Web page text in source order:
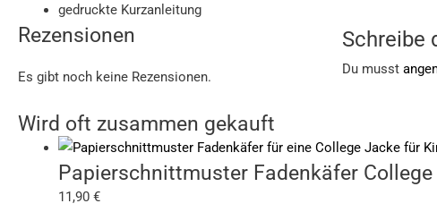
gedruckte Kurzanleitung
Rezensionen
Es gibt noch keine Rezensionen.
Schreibe
Du musst
Wird oft zusammen gekauft
Papierschnittmuster Fadenkäfer
11,90 €